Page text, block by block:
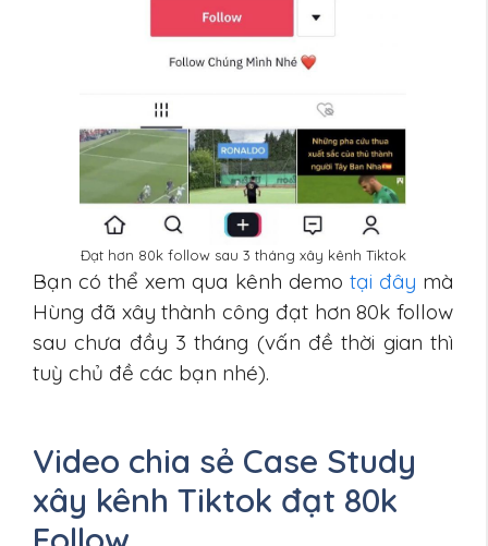
Đạt hơn 80k follow sau 3 tháng xây kênh Tiktok
Bạn có thể xem qua kênh demo tại đây mà
Hùng đã xây thành công đạt hơn 80k follow
sau chưa đầy 3 tháng (vấn đề thời gian thì
tuỳ chủ đề các bạn nhé).
Video chia sẻ Case Study
xây kênh Tiktok đạt 80k